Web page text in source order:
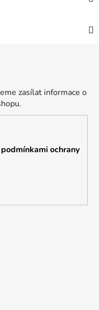
zasílat informace o
podmínkami ochrany